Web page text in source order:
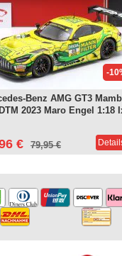
-
Benz AMG GT3
2023 Maro Engel 1:18
€ 79,95 €